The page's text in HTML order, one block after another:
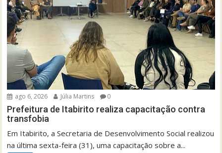
ago 6, 2026 Júlia Martins 0
Prefeitura de Itabirito realiza capacitação contra
transfobia
Em Itabirito, a Secretaria de Desenvolvimento Social realizou
na última sexta-feira (31), uma capacitação sobre a...